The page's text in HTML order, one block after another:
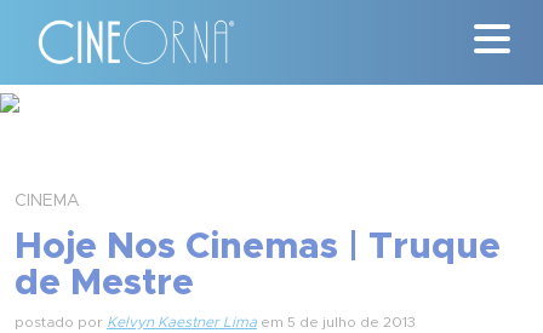
#ClássicosCineOrna
CINEMA
Hoje Nos Cinemas | Truque
de Mestre
postado por Kelvyn Kaestner Lima em 5 de julho de 2013